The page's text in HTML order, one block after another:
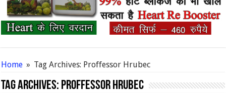
Home » Tag Archives: Proffessor Hrubec
Tag Archives: Proffessor Hrubec